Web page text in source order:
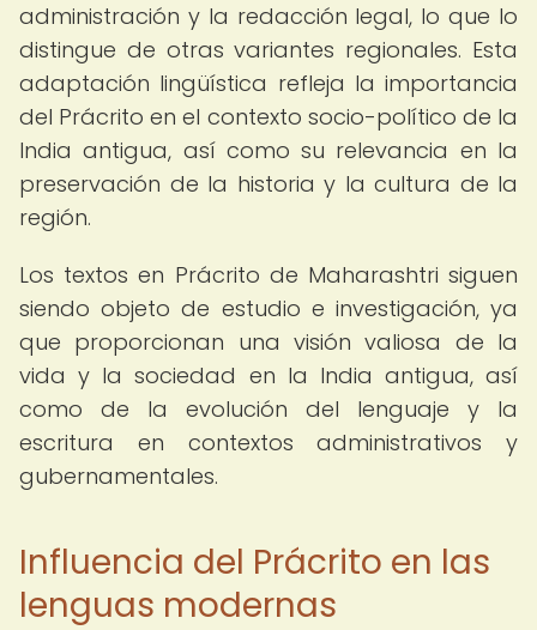
administración y la redacción legal, lo que lo
distingue de otras variantes regionales. Esta
adaptación lingüística refleja la importancia
del Prácrito en el contexto socio-político de la
India antigua, así como su relevancia en la
preservación de la historia y la cultura de la
región.
Los textos en Prácrito de Maharashtri siguen
siendo objeto de estudio e investigación, ya
que proporcionan una visión valiosa de la
vida y la sociedad en la India antigua, así
como de la evolución del lenguaje y la
escritura en contextos administrativos y
gubernamentales.
Influencia del Prácrito en las
lenguas modernas